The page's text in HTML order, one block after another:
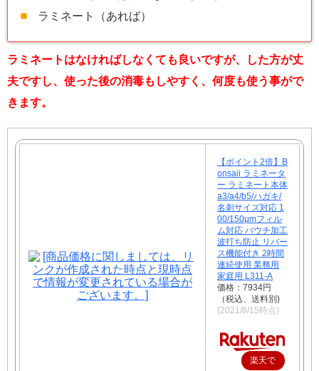
ラミネート（あれば）
ラミネートはなければしなくても良いですが、した方が丈
夫ですし、使った後の消毒もしやすく、何度も使う事がで
きます。
【ポイント2倍】B
onsaii ラミネータ
ー ラミネート本体
a3/a4/b5/ハガキ/
名刺サイズ対応 1
00/150μmフィル
ム対応 パウチ加工
波打ち防止 リバー
ス機能付き 2時間
連続使用 業務用
家庭用 L311-A
価格：7934円
（税込、送料別)
(2021/8/15時点)
楽天で